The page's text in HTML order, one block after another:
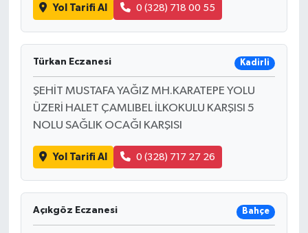
Yol Tarifi Al 0 (328) 718 00 55
Türkan Eczanesi Kadirli
ŞEHİT MUSTAFA YAĞIZ MH.KARATEPE YOLU
ÜZERİ HALET ÇAMLIBEL İLKOKULU KARŞISI 5
NOLU SAĞLIK OCAĞI KARŞISI
Yol Tarifi Al 0 (328) 717 27 26
Açıkgöz Eczanesi Bahçe